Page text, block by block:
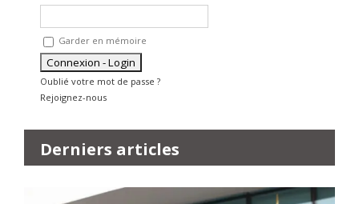
Garder en mémoire
Oublié votre mot de passe ?
Rejoignez-nous
Derniers articles